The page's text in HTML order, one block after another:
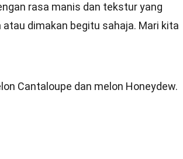
rasa manis dan tekstur yang
dimakan begitu sahaja. Mari kita
Cantaloupe dan melon Honeydew.